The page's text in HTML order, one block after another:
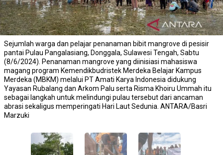
Sejumlah warga dan pelajar penanaman bibit mangrove di pesisir
pantai Pulau Pangalasiang, Donggala, Sulawesi Tengah, Sabtu
(8/6/2024). Penanaman mangrove yang diinisiasi mahasiswa
magang program Kemendikbudristek Merdeka Belajar Kampus
Merdeka (MBKM) melalui PT Amati Karya Indonesia didukung
Yayasan Rubalang dan Arkom Palu serta Risma Khoiru Ummah itu
sebagai langkah untuk melindungi pulau tersebut dari ancaman
abrasi sekaligus memperingati Hari Laut Sedunia. ANTARA/Basri
Marzuki